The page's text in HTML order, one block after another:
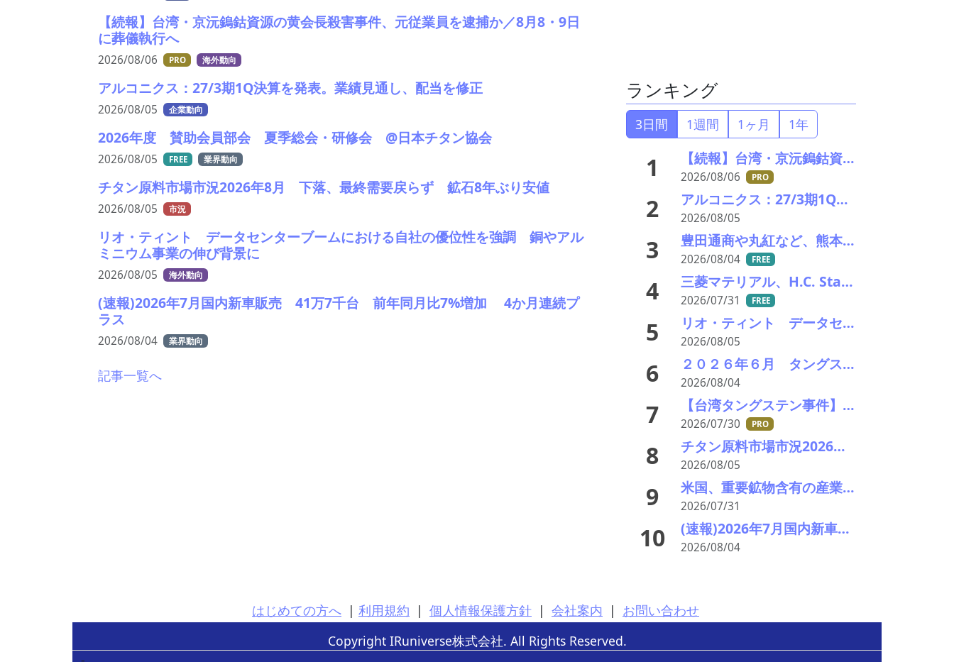
【続報】台湾・京沅鎢鈷資源の黄会長殺害事件、元従業員を逮捕か／8月8・9日
に葬儀執行へ
2026/08/06 PRO 海外動向
アルコニクス：27/3期1Q決算を発表。業績見通し、配当を修正
2026/08/05 企業動向
2026年度 賛助会員部会 夏季総会・研修会 @日本チタン協会
2026/08/05 FREE 業界動向
チタン原料市場市況2026年8月 下落、最終需要戻らず 鉱石8年ぶり安値
2026/08/05 市況
リオ・ティント データセンターブームにおける自社の優位性を強調 銅やアル
ミニウム事業の伸び背景に
2026/08/05 海外動向
(速報)2026年7月国内新車販売 41万7千台 前年同月比7%増加 4か月連続プ
ラス
2026/08/04 業界動向
記事一覧へ
ランキング
3日間 1週間 1ヶ月 1年
1 【続報】台湾・京沅鎢鈷資源の黄会長殺害事件、元従業員を逮捕か／8月8・9日に葬儀執行へ
2026/08/06 PRO
2 アルコニクス：27/3期1Q決算を発表。業績見通し、配当を修正
2026/08/05
3 豊田通商や丸紅など、熊本地震被害に支援・義援金
2026/08/04 FREE
4 三菱マテリアル、H.C. Starckのタングステンリサイクル能力増強投資を決定－約5000万ユーロ投資
2026/07/31 FREE
5 リオ・ティント データセンターブームにおける自社の優位性を強調 銅やアルミニウム事業の伸び背景に
2026/08/05
6 ２０２６年６月 タングステンスクラップ輸出入統計分析 中国依存低下続く 価格高止まりで調達多極化進展
2026/08/04
7 【台湾タングステン事件】台湾・京沅鎢鈷の黄聖玹会長が自宅で殺害される APT工場拡張計画の矢先に
2026/07/30 PRO
8 チタン原料市場市況2026年8月 下落、最終需要戻らず 鉱石8年ぶり安値
2026/08/05
9 米国、重要鉱物含有の産業廃棄物の輸出を制限へ トランプ氏が署名、国家防衛で物資確保
2026/07/31
10 (速報)2026年7月国内新車販売 41万7千台 前年同月比7%増加 4か月連続プラス
2026/08/04
はじめての方へ | 利用規約 | 個人情報保護方針 | 会社案内 | お問い合わせ
Copyright IRuniverse株式会社. All Rights Reserved.